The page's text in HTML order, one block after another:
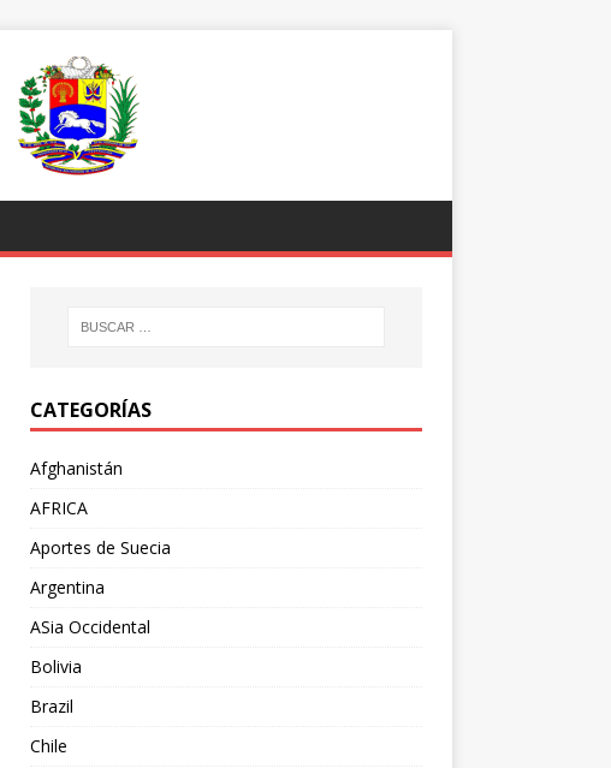
CATEGORÍAS
Afghanistán
AFRICA
Aportes de Suecia
Argentina
ASia Occidental
Bolivia
Brazil
Chile